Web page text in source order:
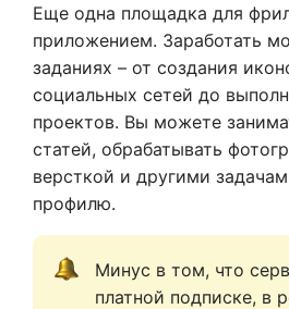
Еще одна площадка для
приложением. Заработать
заданиях – от создания
социальных сетей до
проектов. Вы можете
статей, обрабатывать
версткой и другими
профилю.
Минус в том, что
платной подписке, в